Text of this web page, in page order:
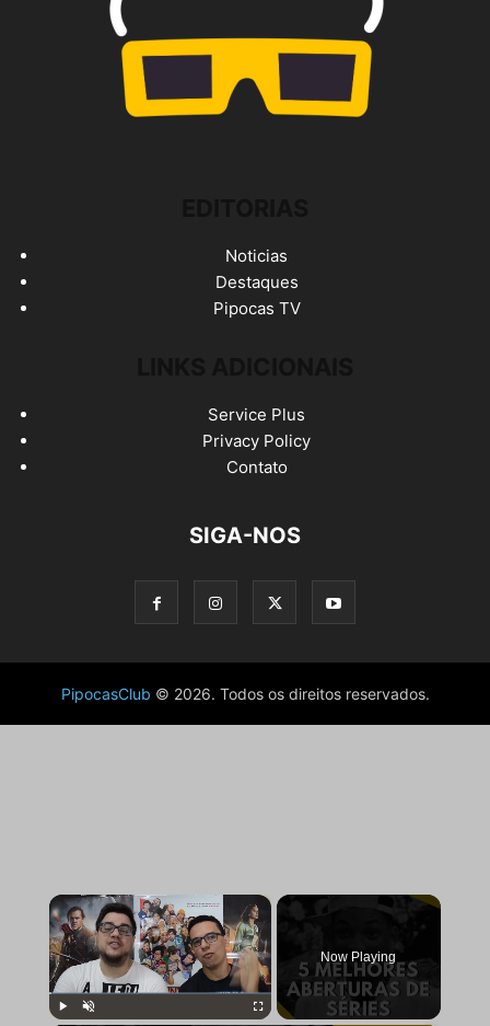
Noticias
Destaques
Pipocas TV
Service Plus
Privacy Policy
Contato
SIGA-NOS
PipocasClub © 2026. Todos os direitos reservados.
×
Now Playing